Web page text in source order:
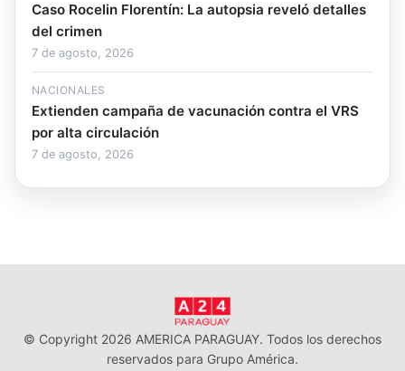
Caso Rocelin Florentín: La autopsia reveló detalles
del crimen
7 de agosto, 2026
NACIONALES
Extienden campaña de vacunación contra el VRS
por alta circulación
7 de agosto, 2026
© Copyright 2026 AMERICA PARAGUAY. Todos los derechos
reservados para Grupo América.